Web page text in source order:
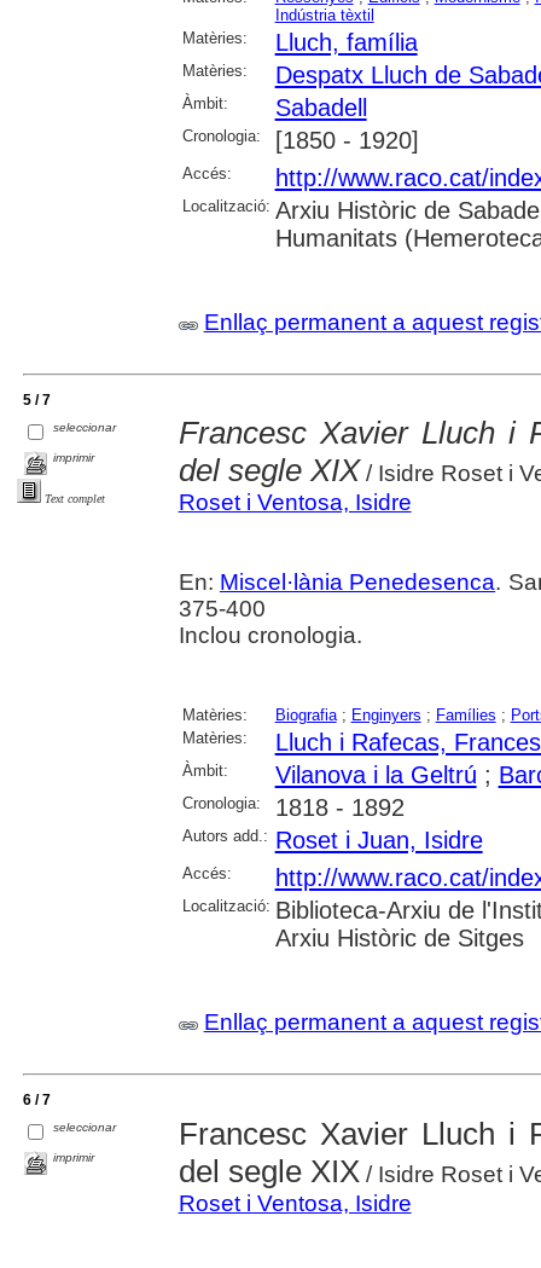
Indústria tèxtil
Matèries:
Lluch, família
Matèries: Despatx Lluch de
Àmbit: Sabadell
Cronologia: [1850 - 1920]
Accés: http://www.raco.cat/
Localització: Arxiu Històric de
Humanitats
Enllaç permanent a aquest
5 / 7
seleccionar
imprimir
Text complet
Francesc Xavier Lluch i
del segle XIX / Isidre Roset i
Roset i Ventosa, Isidre
En: Miscel·lània Penedesenca.
375-400
Inclou cronologia.
Matèries: Biografia; Enginyers ; Famílies ;
Matèries:
Lluch i Rafecas,
Àmbit: Vilanova i la Geltrú ;
Cronologia: 1818 - 1892
Autors add.: Roset i Juan, Isidre
Accés: http://www.raco.cat/
Localització: Biblioteca-Arxiu de
Arxiu Històric de Sitges
Enllaç permanent a aquest
6 / 7
seleccionar
imprimir
Francesc Xavier Lluch i
del segle XIX / Isidre Roset i
Roset i Ventosa, Isidre